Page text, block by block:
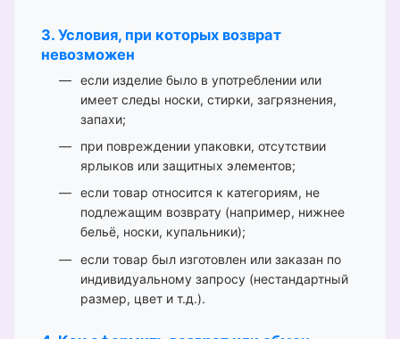
3. Условия, при которых возврат
невозможен
если изделие было в употреблении или
имеет следы носки, стирки, загрязнения,
запахи;
при повреждении упаковки, отсутствии
ярлыков или защитных элементов;
если товар относится к категориям, не
подлежащим возврату (например, нижнее
бельё, носки, купальники);
если товар был изготовлен или заказан по
индивидуальному запросу (нестандартный
размер, цвет и т.д.).